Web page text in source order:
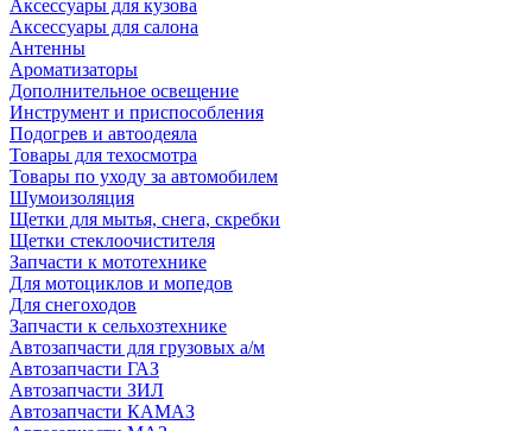
Аксессуары для кузова
Аксессуары для салона
Антенны
Ароматизаторы
Дополнительное освещение
Инструмент и приспособления
Подогрев и автоодеяла
Товары для техосмотра
Товары по уходу за автомобилем
Шумоизоляция
Щетки для мытья, снега, скребки
Щетки стеклоочистителя
Запчасти к мототехнике
Для мотоциклов и мопедов
Для снегоходов
Запчасти к сельхозтехнике
Автозапчасти для грузовых а/м
Автозапчасти ГАЗ
Автозапчасти ЗИЛ
Автозапчасти КАМАЗ